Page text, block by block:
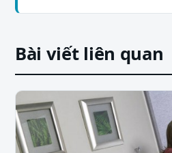
Bài viết liên quan